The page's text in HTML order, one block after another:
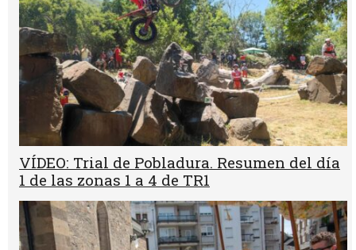
VÍDEO: Trial de Pobladura. Resumen del día
1 de las zonas 1 a 4 de TR1